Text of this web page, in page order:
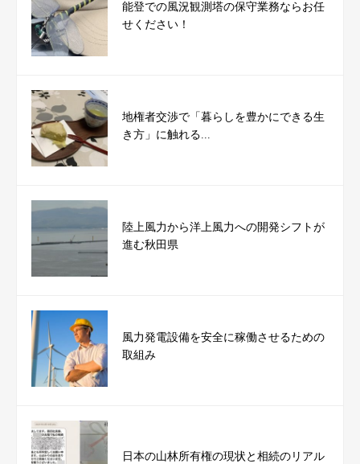
能登での風況観測塔の保守業務ならお任
せください！
地権者交渉で「暮らしを豊かにできる生
き方」に触れる...
陸上風力から洋上風力への開発シフトが
進む秋田県
風力発電設備を安全に稼働させるための
取組み
日本の山林所有権の現状と相続のリアル